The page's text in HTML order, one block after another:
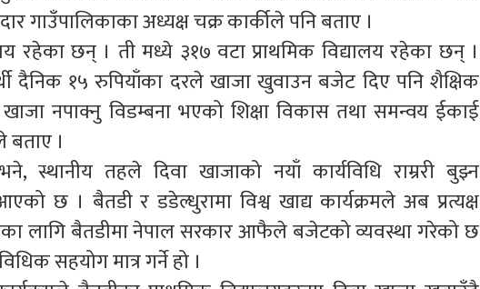
गाउँपालिकाका अध्यक्ष चक्र कार्कीले पनि बताए ।
रहेका छन् । ती मध्ये ३१७ वटा प्राथमिक विद्यालय रहेका छन् ।
दैनिक १५ रुपियाँका दरले खाजा खुवाउन बजेट दिए पनि शैक्षिक
नपाक्नु विडम्बना भएको शिक्षा विकास तथा समन्वय ईकाई
बताए ।
स्थानीय तहले दिवा खाजाको नयाँ कार्यविधि राम्ररी बुझ्न
छ । बैतडी र डडेल्धुरामा विश्व खाद्य कार्यक्रमले अब प्रत्यक्ष
लागि बैतडीमा नेपाल सरकार आफैले बजेटको व्यवस्था गरेको छ
सहयोग मात्र गर्ने हो ।